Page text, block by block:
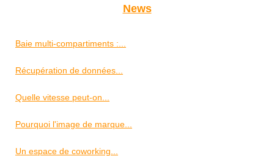
News
Baie multi-compartiments :...
Récupération de données...
Quelle vitesse peut-on...
Pourquoi l'image de marque...
Un espace de coworking...